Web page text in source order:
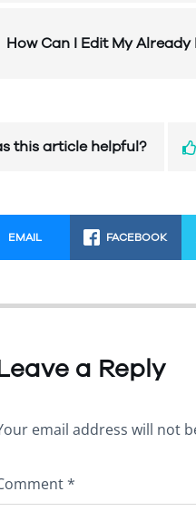
How Can I Edit My Already
this article helpful?
EMAIL FACEBOOK
a Reply
email address will not
*